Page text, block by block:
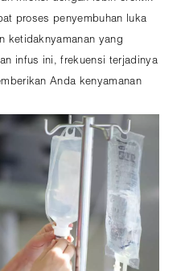
proses penyembuhan luka
ketidaknyamanan yang
infus ini, frekuensi terjadinya
Anda kenyamanan